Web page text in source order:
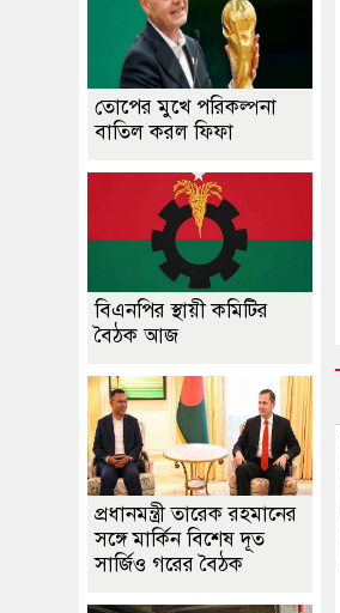
তোপের মুখে পরিকল্পনা
বাতিল করল ফিফা
বিএনপির স্থায়ী কমিটির
বৈঠক আজ
প্রধানমন্ত্রী তারেক রহমানের
সঙ্গে মার্কিন বিশেষ দূত
সার্জিও গরের বৈঠক